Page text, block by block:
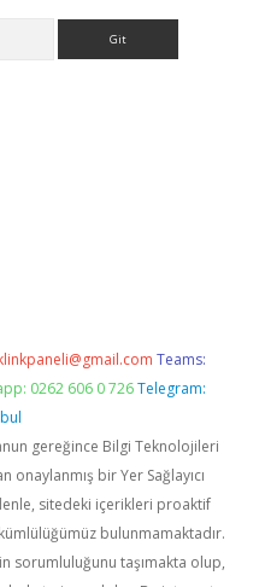
Teams:
0262 606 0 726 Telegram:
gereğince Bilgi Teknolojileri
onaylanmış bir Yer Sağlayıcı
sitedeki içerikleri proaktif
bulunmamaktadır.
sorumluluğunu taşımakta olup,